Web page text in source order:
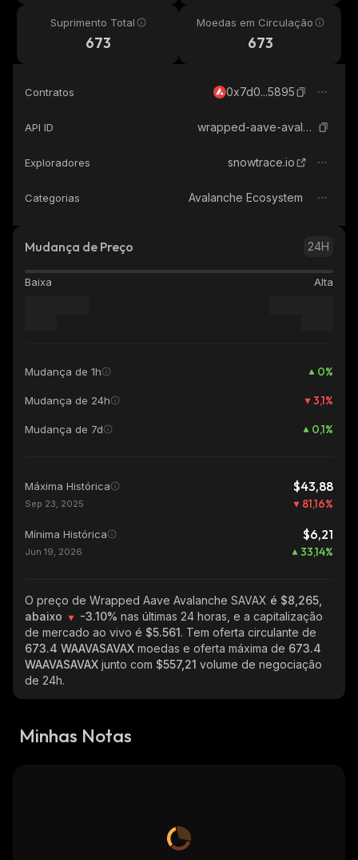
Suprimento Total
673
Moedas em Circulação
673
Contratos 0x7d0...5895
API ID wrapped-aave-avalanche-savax
Exploradores snowtrace.io
Categorias Avalanche Ecosystem
Mudança de Preço 24H
Baixa Alta
Mudança de 1h 0%
Mudança de 24h 3,1%
Mudança de 7d 0,1%
Máxima Histórica $43,88
Sep 23, 2025 81,16%
Mínima Histórica $6,21
Jun 19, 2026 33,14%
O preço de Wrapped Aave Avalanche SAVAX é $8,265,
abaixo
-3.10% nas últimas 24 horas, e a capitalização
de mercado ao vivo é $5.561. Tem oferta circulante de
673.4 WAAVASAVAX moedas e oferta máxima de 673.4
WAAVASAVAX junto com $557,21 volume de negociação
de 24h.
Minhas Notas